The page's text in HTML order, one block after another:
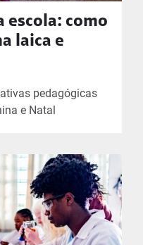
escola: como
laica e
pedagógicas
e Natal